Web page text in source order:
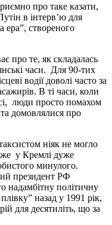
про таке казати,
в інтерв’ю для
ера”, створеного
про те, як складалась
часи. Для 90-тих
водії доволі часто за
В ті часи, коли
люди просто помахом
домовлялися про
ніяк не могло
у Кремлі дуже
минулого.
президент РФ
надамбітну політичну
назад у 1991 рік,
для десятиліть, що за